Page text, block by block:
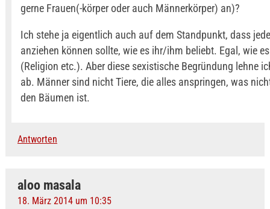
gerne Frauen(-körper oder auch Männerkörper) an)?
Ich stehe ja eigentlich auch auf dem Standpunkt, dass
anziehen können sollte, wie es ihr/ihm beliebt. Egal, wie
(Religion etc.). Aber diese sexistische Begründung lehne
ab. Männer sind nicht Tiere, die alles anspringen, was
den Bäumen ist.
Antworten
aloo masala
18. März 2014 um 10:35